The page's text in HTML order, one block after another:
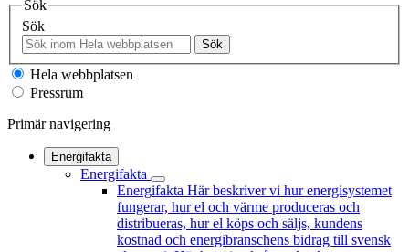
Sök
Sök
Sök
Hela webbplatsen
Pressrum
Primär navigering
Energifakta
Energifakta
Energifakta Här beskriver vi hur energisystemet
fungerar, hur el och värme produceras och
distribueras, hur el köps och säljs, kundens
kostnad och energibranschens bidrag till svensk